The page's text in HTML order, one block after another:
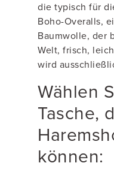
die typisch für
Boho-Overalls,
Baumwolle, der
Welt, frisch,
wird
Wählen
Tasche,
können: